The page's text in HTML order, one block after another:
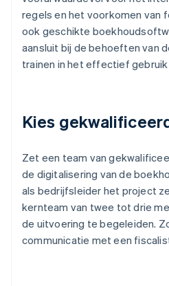
regels en het voorkomen van
ook geschikte
aansluit bij de behoeften van
trainen in het effectief gebruik
Kies
Zet een team van
de digitalisering van de
als bedrijfsleider het project
kernteam van twee tot drie
de uitvoering te begeleiden.
communicatie met een